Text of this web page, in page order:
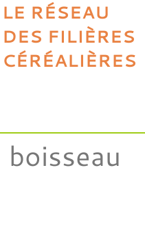
LE RÉSEAU
DES FILIÈRES
CÉRÉALIÈRES
boisseau